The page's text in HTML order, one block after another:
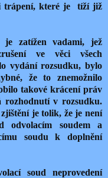
trápení, které je
tíží již
je zatížen vadami, jež
ve věci všech
vydání rozsudku, bylo
že to znemožnilo
takové krácení práv
rozhodnutí v rozsudku.
je tolik, že je není
odvolacím soudem a
soudu k doplnění
soud neprovedení